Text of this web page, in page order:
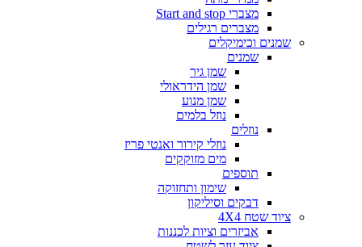
מצברי Start and stop
מצברים רגילים
שמנים וכימיקלים
שמנים
שמן גיר
שמן הידראולי
שמן מנוע
נוזל בלמים
נוזלים
נוזלי קירור ואנטי פריז
מים מזוקקים
תוספים
שימון ותחזוקה
דבקים וסיליקון
ציוד שטח 4X4
אביזרים וציות לכננות